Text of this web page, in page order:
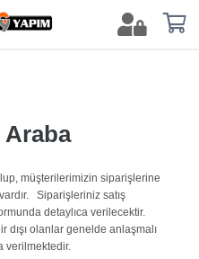
Araba
müşterilerimizin siparişlerine
Siparişleriniz satış
detaylıca verilecektir.
dışı olanlar genelde anlaşmalı
verilmektedir.